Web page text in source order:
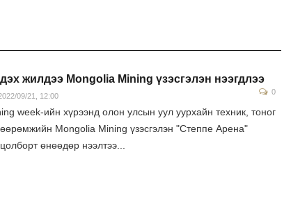
жилдээ Mongolia Mining үзэсгэлэн нээгдлээ
09/21, 12:00 0
week-ийн хүрээнд олон улсын уул уурхайн техник, тоног
Mongolia Mining үзэсгэлэн "Степпе Арена"
өнөөдөр нээлтээ...